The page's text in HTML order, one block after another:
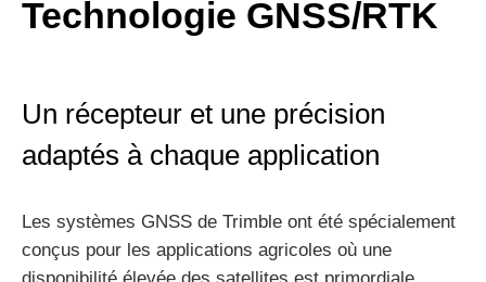
Technologie GNSS/RTK
Un récepteur et une précision
adaptés à chaque application
Les systèmes GNSS de Trimble ont été spécialement
conçus pour les applications agricoles où une